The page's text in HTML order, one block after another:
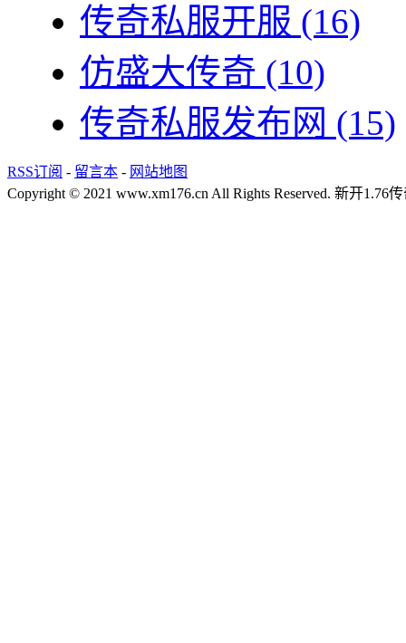
传奇私服开服 (16)
仿盛大传奇 (10)
传奇私服发布网 (15)
RSS订阅 - 留言本 - 网站地图
Copyright © 2021 www.xm176.cn All Rights Reserved. 新开1.76